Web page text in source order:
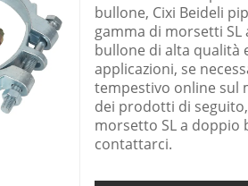
bullone, Cixi Beideli
gamma di morsetti
bullone di alta qualità
applicazioni, se
tempestivo online sul
dei prodotti di
morsetto SL a doppio
contattarci.